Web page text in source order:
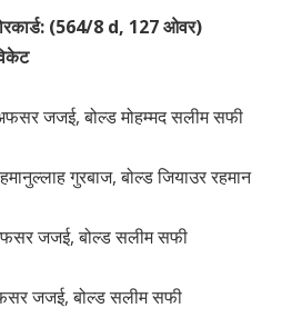
(564/8 d, 127 ओवर)
विकेट
जजई, बोल्ड मोहम्मद सलीम सफी
गुरबाज, बोल्ड जियाउर रहमान
जजई, बोल्ड सलीम सफी
जजई, बोल्ड सलीम सफी